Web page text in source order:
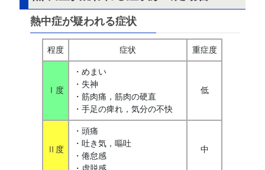
熱中症が疑われる症状
程度 症状 重症度
Ⅰ度
・めまい
・失神
・筋肉痛，筋肉の硬直
・手足の痺れ，気分の不快
低
Ⅱ度
・頭痛
・吐き気，嘔吐
・倦怠感
中